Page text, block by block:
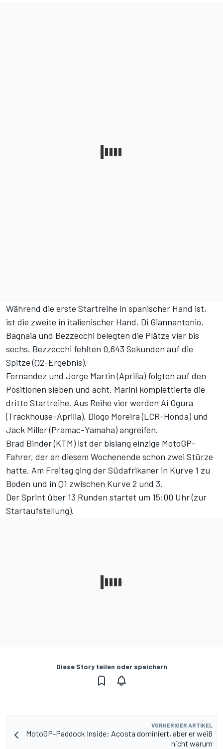
Während die erste Startreihe in spanischer Hand ist,
ist die zweite in italienischer Hand. Di Giannantonio,
Bagnaia und Bezzecchi belegten die Plätze vier bis
sechs. Bezzecchi fehlten 0,643 Sekunden auf die
Spitze (Q2-Ergebnis).
Fernandez und Jorge Martin (Aprilia) folgten auf den
Positionen sieben und acht. Marini komplettierte die
dritte Startreihe. Aus Reihe vier werden Ai Ogura
(Trackhouse-Aprilia), Diogo Moreira (LCR-Honda) und
Jack Miller (Pramac-Yamaha) angreifen.
Brad Binder (KTM) ist der bislang einzige MotoGP-
Fahrer, der an diesem Wochenende schon zwei Stürze
hatte. Am Freitag ging der Südafrikaner in Kurve 1 zu
Boden und in Q1 zwischen Kurve 2 und 3.
Der Sprint über 13 Runden startet um 15:00 Uhr (zur
Startaufstellung).
Diese Story teilen oder speichern
VORHERIGER ARTIKEL
MotoGP-Paddock Inside: Acosta dominiert, aber er weiß
nicht warum